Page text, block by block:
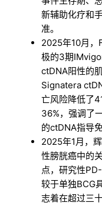
新辅助化疗和
准。
2025年10月，
极的3期
ctDNA阳性的
Signatera
亡风险降低了
36%，强调了
的ctDNA指导
2025年1月，
性膀胱癌中的
点，研究性
较于单独BCG
志着在超过三